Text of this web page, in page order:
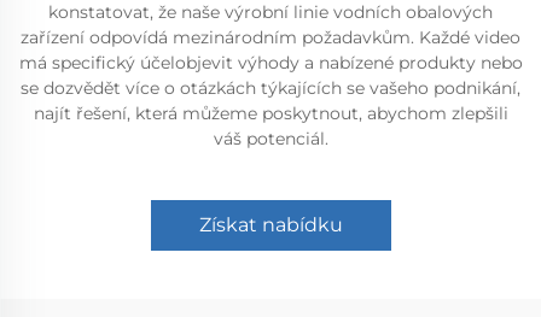
konstatovat, že naše výrobní linie vodních obalových
zařízení odpovídá mezinárodním požadavkům. Každé video
má specifický účelobjevit výhody a nabízené produkty nebo
se dozvědět více o otázkách týkajících se vašeho podnikání,
najít řešení, která můžeme poskytnout, abychom zlepšili
váš potenciál.
Získat nabídku